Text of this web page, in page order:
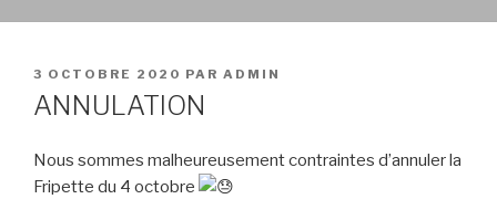
LES FRIPETTES
PUBLIÉ
LE
3 OCTOBRE 2020 PAR ADMIN
ANNULATION
Nous sommes malheureusement contraintes d’annuler la
Fripette du 4 octobre